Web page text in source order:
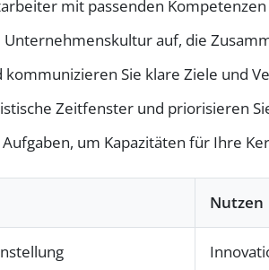
mit passenden
Unternehmenskultur auf, die
kommunizieren Sie klare Ziele und
Zeitfenster und priorisieren
um Kapazitäten für Ihre
Nutzen